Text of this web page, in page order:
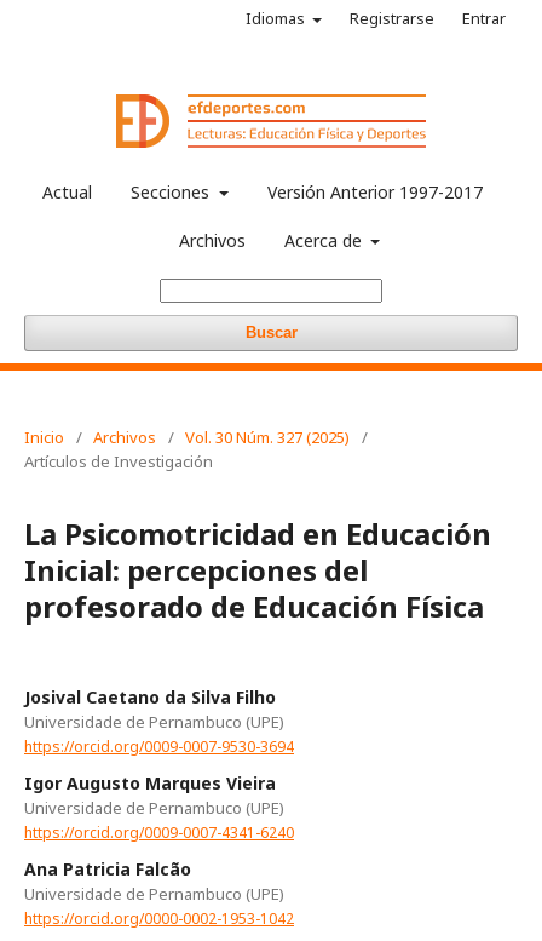
Actual Secciones Versión Anterior 1997-2017
Archivos Acerca de
Buscar
Idiomas Registrarse Entrar
Inicio / Archivos / Vol. 30 Núm. 327 (2025)
/
Artículos de Investigación
La Psicomotricidad en Educación
Inicial: percepciones del
profesorado de Educación Física
Josival Caetano da Silva Filho
Universidade de Pernambuco (UPE)
https://orcid.org/0009-0007-9530-3694
Igor Augusto Marques Vieira
Universidade de Pernambuco (UPE)
https://orcid.org/0009-0007-4341-6240
Ana Patricia Falcão
Universidade de Pernambuco (UPE)
https://orcid.org/0000-0002-1953-1042